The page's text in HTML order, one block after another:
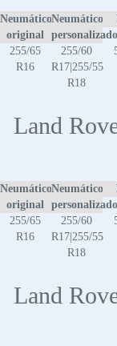
Neumático
original
Neumático
personalizado
255/65
R16
255/60
R17|255/55
R18
Land
Neumático
original
Neumático
personalizado
255/65
R16
255/60
R17|255/55
R18
Land